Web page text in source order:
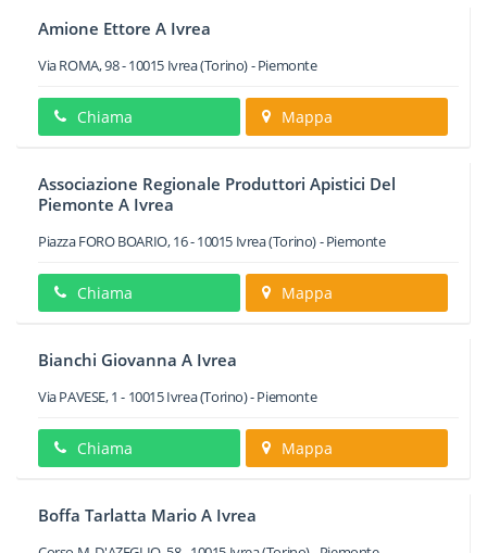
Amione Ettore A Ivrea
Via ROMA, 98-10015 Ivrea(Torino) -Piemonte
Chiama Mappa
Associazione Regionale Produttori Apistici Del
Piemonte A Ivrea
Piazza FORO BOARIO, 16-10015 Ivrea(Torino) -Piemonte
Chiama Mappa
Bianchi Giovanna A Ivrea
Via PAVESE, 1 - 10015Ivrea(Torino) -Piemonte
Chiama Mappa
Boffa Tarlatta Mario A Ivrea